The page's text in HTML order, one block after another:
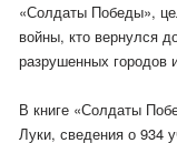
«Солдаты Победы»,
войны, кто вернулся
разрушенных городов
В книге «Солдаты
Луки, сведения о 934